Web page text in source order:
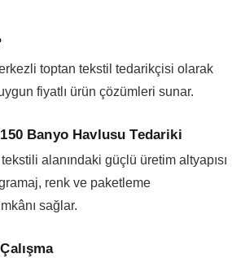
toptan tekstil tedarikçisi olarak
fiyatlı ürün çözümleri sunar.
Banyo Havlusu Tedariki
alanındaki güçlü üretim altyapısı
renk ve paketleme
sağlar.